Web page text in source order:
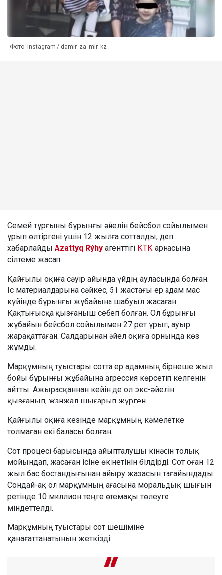
Фото: instagram / damir_za_mir_kz
Семей тұрғыны бұрынғы әйелін бейсбол сойылымен
ұрып өлтіргені үшін 12 жылға сотталды, деп
хабарлайды Azattyq Rýhy агенттігі КТК арнасына
сілтеме жасап.
Қайғылы оқиға сәуір айында үйдің ауласында болған.
Іс материалдарына сәйкес, 51 жастағы ер адам мас
күйінде бұрынғы жұбайына шабуыл жасаған.
Қақтығысқа қызғаныш себеп болған. Ол бұрынғы
жұбайын бейсбол сойылымен 27 рет ұрып, ауыр
жарақаттаған. Салдарынан әйел оқиға орнында көз
жұмды.
Марқұмның туыстары сотта ер адамның бірнеше жыл
бойы бұрынғы жұбайына агрессия көрсетіп келгенін
айтты. Ажырасқаннан кейін де ол экс-әйелін
қызғанып, жанжал шығарып жүрген.
Қайғылы оқиға кезінде марқұмның кәмелетке
толмаған екі баласы болған.
Сот процесі барысында айыпталушы кінәсін толық
мойындап, жасаған ісіне өкінетінін білдірді. Сот оған 12
жыл бас бостандығынан айыру жазасын тағайындады.
Сондай-ақ ол марқұмның ағасына моральдық шығын
ретінде 10 миллион теңге өтемақы төлеуге
міндеттелді.
Марқұмның туыстары сот шешіміне
қанағаттанатынын жеткізді.